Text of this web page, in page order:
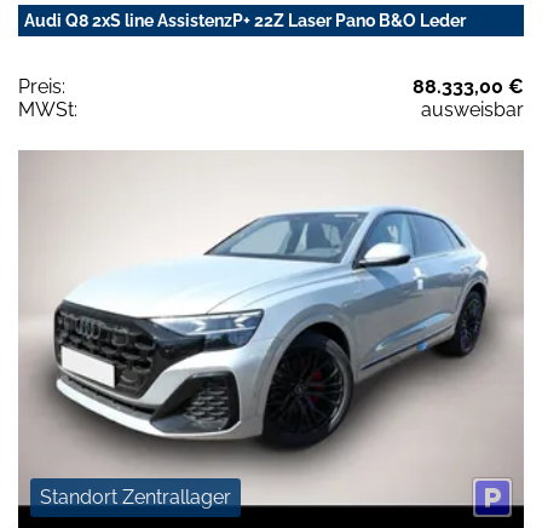
Audi Q8 2xS line AssistenzP+ 22Z Laser Pano B&O Leder
Preis:
88.333,00 €
MWSt:
ausweisbar
Standort Zentrallager